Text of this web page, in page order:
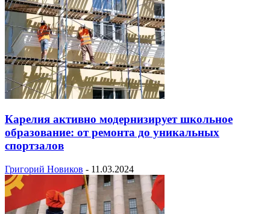
Карелия активно модернизирует школьное
образование: от ремонта до уникальных
спортзалов
Григорий Новиков - 11.03.2024